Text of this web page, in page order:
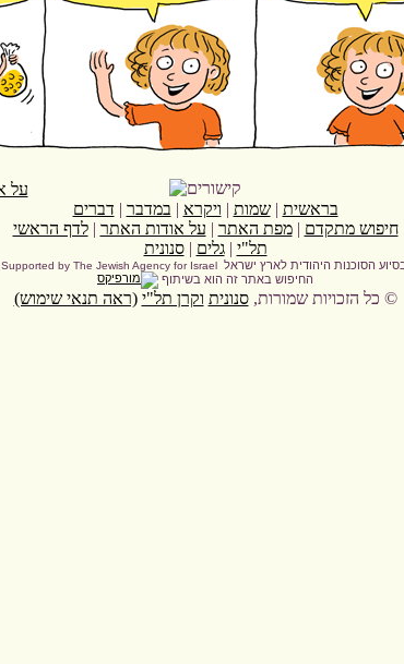
בראשית |שמות | ויקרא | במדבר | דברים
חיפוש מתקדם |מפת האתר | על אודות האתר |לדף הראשי
תל"י |גלים |סנונית
הסוכנות היהודית לארץ ישראל Supported by The Jewish Agency for Israel
החיפוש באתר זה הוא בשיתוף
© כל הזכויות שמורות,סנונית וקרן תל"י (ראה תנאי שימוש)